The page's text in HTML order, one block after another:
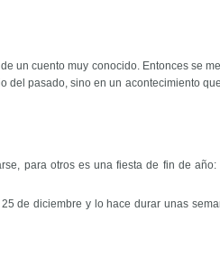
un cuento muy conocido. Entonces se
pasado, sino en un acontecimiento
para otros es una fiesta de fin de
de diciembre y lo hace durar unas